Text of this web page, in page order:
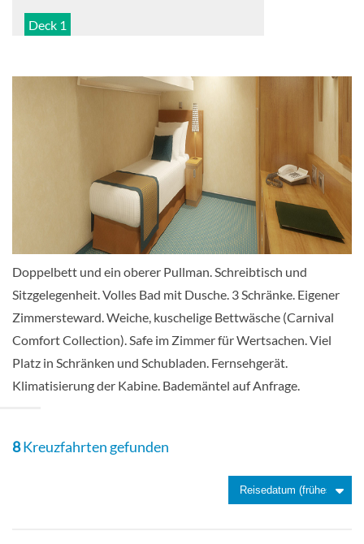
Deck 1
Innenkabine
Innenkabine-[4C]
Deck 2
Doppelbett und ein oberer Pullman. Schreibtisch und
Sitzgelegenheit. Volles Bad mit Dusche. 3 Schränke. Eigener
Zimmersteward. Weiche, kuschelige Bettwäsche (Carnival
Comfort Collection). Safe im Zimmer für Wertsachen. Viel
Platz in Schränken und Schubladen. Fernsehgerät.
Klimatisierung der Kabine. Bademäntel auf Anfrage.
8Kreuzfahrten gefunden